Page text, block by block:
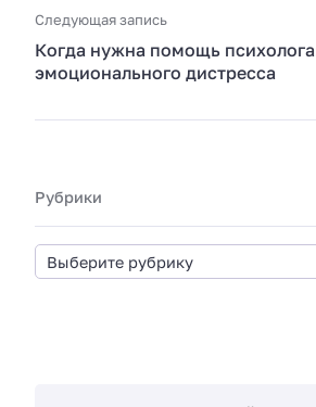
Следующая запись
Когда нужна помощь
эмоционального дистресса
Рубрики